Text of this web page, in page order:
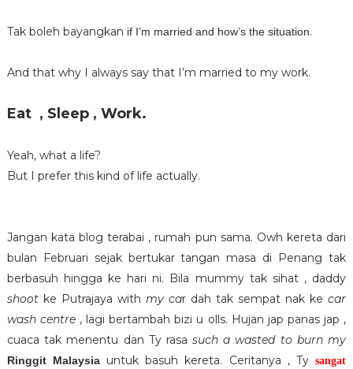
Tak boleh bayangkan if I’m married and how’s the situation.
And that why I always say that I’m married to my work.
Eat , Sleep , Work.
Yeah, what a life?
But I prefer this kind of life actually.
Jangan kata blog terabai , rumah pun sama. Owh kereta dari
bulan Februari sejak bertukar tangan masa di Penang tak
berbasuh hingga ke hari ni. Bila mummy tak sihat , daddy
shoot ke Putrajaya with my car dah tak sempat nak kecar
wash centre , lagi bertambah bizi u olls. Hujan jap panas jap ,
cuaca tak menentu dan Ty rasasuch a wasted to burn my
Ringgit Malaysia untuk basuh kereta. Ceritanya , Tysangat